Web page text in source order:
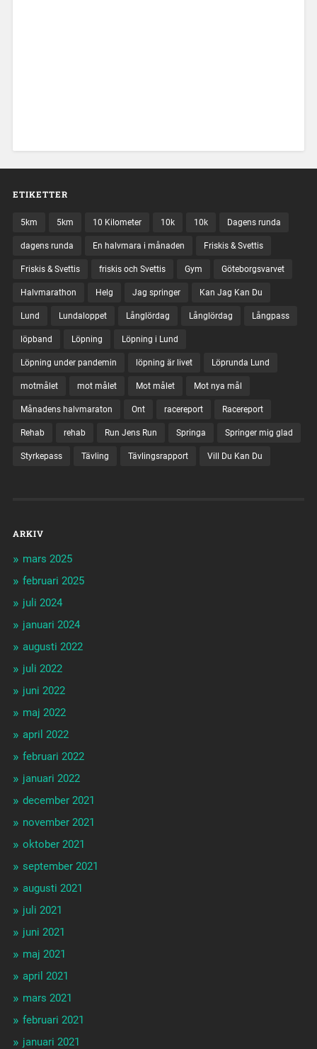
ETIKETTER
5km 5km 10 Kilometer 10k 10k Dagens runda
dagens runda En halvmara i månaden Friskis & Svettis
Friskis & Svettis friskis och Svettis Gym Göteborgsvarvet
Halvmarathon Helg Jag springer Kan Jag Kan Du
Lund Lundaloppet Långlördag Långlördag Långpass
löpband Löpning Löpning i Lund
Löpning under pandemin löpning är livet Löprunda Lund
motmålet mot målet Mot målet Mot nya mål
Månadens halvmaraton Ont racereport Racereport
Rehab rehab Run Jens Run Springa Springer mig glad
Styrkepass Tävling Tävlingsrapport Vill Du Kan Du
ARKIV
mars 2025
februari 2025
juli 2024
januari 2024
augusti 2022
juli 2022
juni 2022
maj 2022
april 2022
februari 2022
januari 2022
december 2021
november 2021
oktober 2021
september 2021
augusti 2021
juli 2021
juni 2021
maj 2021
april 2021
mars 2021
februari 2021
januari 2021